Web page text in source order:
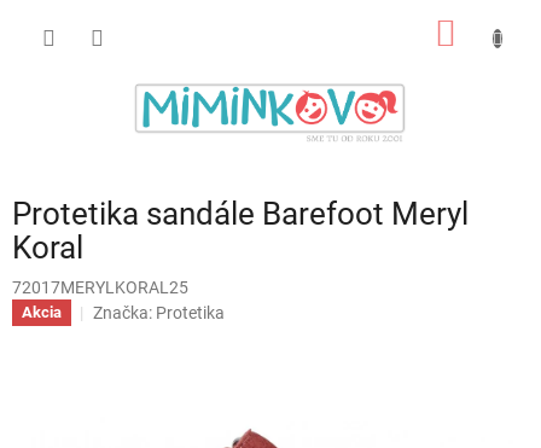
Protetika sandále Barefoot Meryl
Koral
72017MERYLKORAL25
Akcia Značka: Protetika